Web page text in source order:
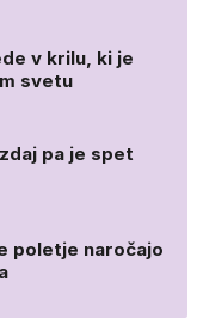
v krilu, ki je
svetu
pa je spet
poletje naročajo